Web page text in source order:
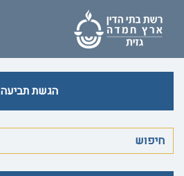
הגשת תביעה